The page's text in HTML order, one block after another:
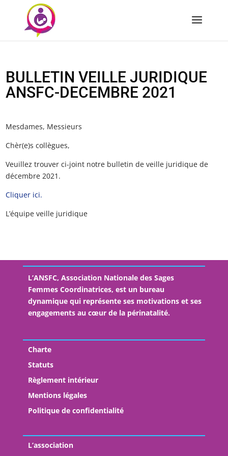
BULLETIN VEILLE JURIDIQUE
ANSFC-DECEMBRE 2021
Mesdames, Messieurs
Chèr(e)s collègues,
Veuillez trouver ci-joint notre bulletin de veille juridique de
décembre 2021.
Cliquer ici.
L’équipe veille juridique
L’ANSFC, Association Nationale des Sages
Femmes Coordinatrices, est un bureau
dynamique qui représente ses motivations et ses
engagements au cœur de la périnatalité.
Charte
Statuts
Règlement intérieur
Mentions légales
Politique de confidentialité
L’association